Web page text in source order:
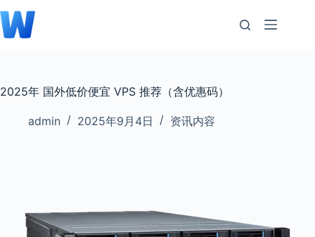
至
内
2025年 国外低价便宜 VPS 推荐（含优惠码）
admin 2025年9月4日 资讯内容